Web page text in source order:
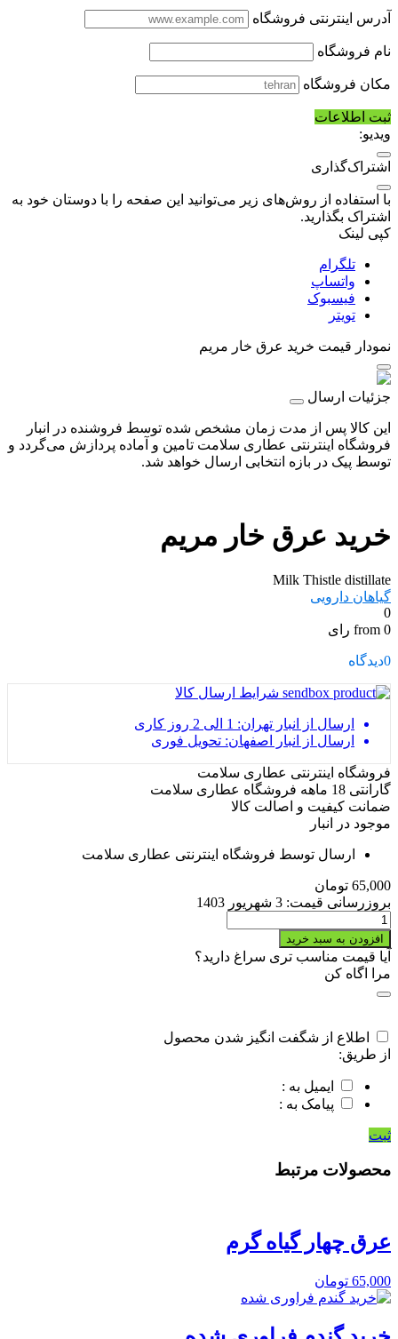
آدرس اینترنتی فروشگاه
نام فروشگاه
مکان فروشگاه
ثبت اطلاعات
ویدیو:
اشتراک‌گذاری
با استفاده از روش‌های زیر می‌توانید این صفحه را با دوستان خود به
اشتراک بگذارید.
کپی لینک
تلگرام
واتساپ
فیسبوک
تویتر
نمودار قیمت خرید عرق خار مریم
جزئیات ارسال
این کالا پس از مدت زمان مشخص شده توسط فروشنده در انبار
فروشگاه اینترنتی عطاری سلامت تامین و آماده پردازش می‌گردد و
توسط پیک در بازه انتخابی ارسال خواهد شد.
خرید عرق خار مریم
Milk Thistle distillate
گیاهان دارویی
0
from 0 رای
0دیدگاه
شرایط ارسال کالا
ارسال از انبار تهران: 1 الی 2 روز کاری
ارسال از انبار اصفهان: تحویل فوری
فروشگاه اینترنتی عطاری سلامت
گارانتی 18 ماهه فروشگاه عطاری سلامت
ضمانت کیفیت و اصالت کالا
موجود در انبار
ارسال توسط فروشگاه اینترنتی عطاری سلامت
65,000 تومان
بروزرسانی قیمت: 3 شهریور 1403
خرید
عرق
خار
مریم
quantity
افزودن به سبد خرید
آیا قیمت مناسب تری سراغ دارید؟
مرا اگاه کن
اطلاع از شگفت انگیز شدن محصول
از طریق:
ایمیل به :
پیامک به :
ثبت
محصولات مرتبط
عرق چهار گیاه گرم
65,000 تومان